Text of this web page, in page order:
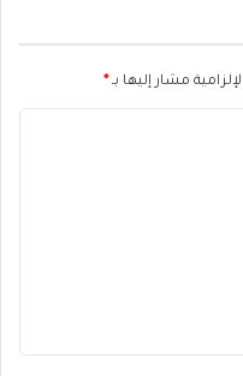
مشار إليها بـ *